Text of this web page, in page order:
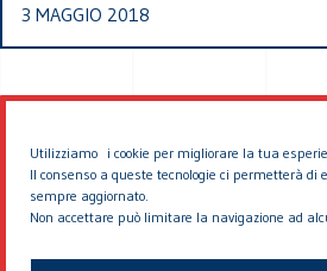
Utilizziamo i cookie per migliorare la tua
Il consenso a queste tecnologie ci permetterà di
sempre aggiornato.
Non accettare può limitare la navigazione ad
3 MAGGIO 2018
© 2026